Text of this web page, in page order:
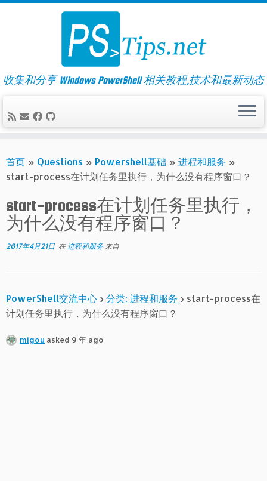
Skip
收集和分享 Windows PowerShell 相关教程,技术和最新动态
首页 » Questions » Powershell基础 » 进程和服务 »
start-process在计划任务里执行，为什么没有程序窗口？
start-process在计划任务里执行，
为什么没有程序窗口？
2017年4月21日 在 进程和服务 来自
PowerShell交流中心 › 分类: 进程和服务 › start-process在
计划任务里执行，为什么没有程序窗口？
migou asked 9 年 ago